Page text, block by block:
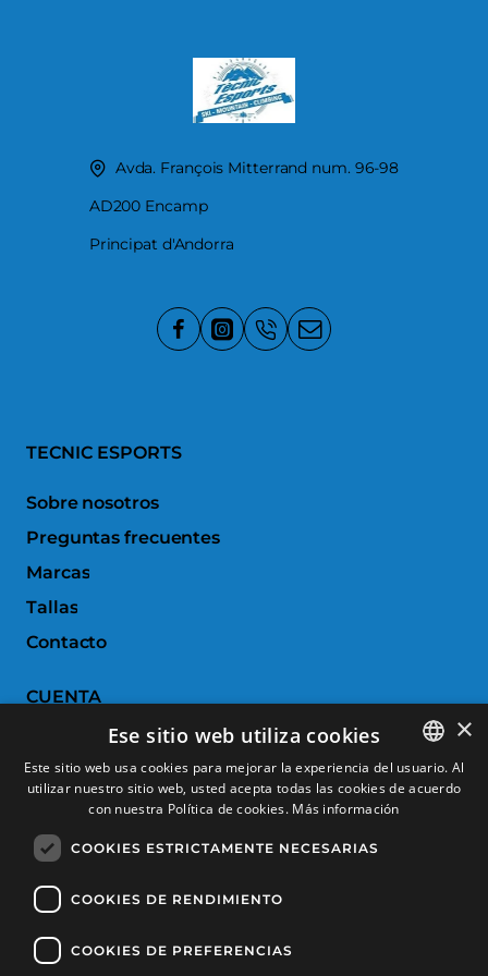
Avda. François Mitterrand num. 96-98
AD200 Encamp
Principat d'Andorra
TECNIC ESPORTS
Sobre nosotros
Preguntas frecuentes
Marcas
Tallas
Contacto
CUENTA
Historial de pedidos
Devoluciones
Productos favoritos
Comparar productos
SERVICIO AL CLIENTE
Condiciones de Compra
SPANISH
×
Ese sitio web utiliza cookies
Este sitio web usa cookies para mejorar la experiencia del usuario. Al
utilizar nuestro sitio web, usted acepta todas las cookies de acuerdo
con nuestra Política de cookies. Más información
COOKIES ESTRICTAMENTE NECESARIAS
COOKIES DE RENDIMIENTO
COOKIES DE PREFERENCIAS